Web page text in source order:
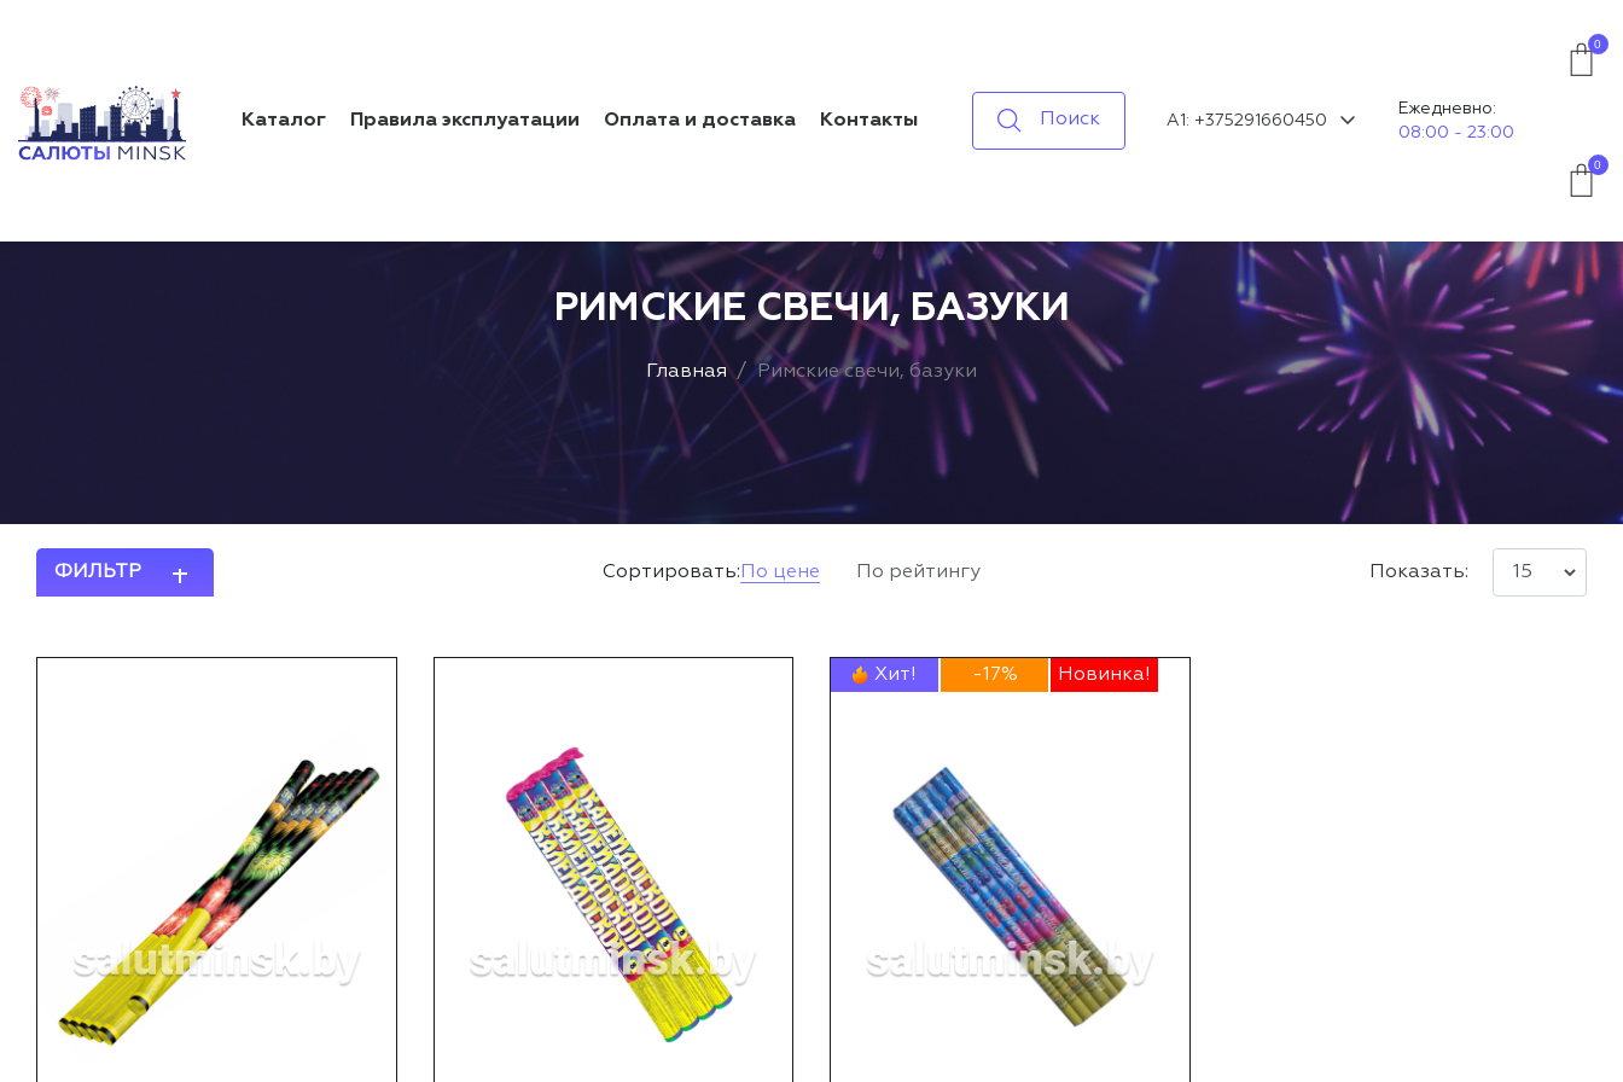
Каталог Правила эксплуатации Оплата и доставка Контакты Поиск А1: +375291660450
Ежедневно:
08:00 - 23:00
0
0
РИМСКИЕ СВЕЧИ, БАЗУКИ
Главная Римские свечи, базуки
ФИЛЬТР Сортировать: По цене По рейтингу Показать:
Хит! -17% Новинка!